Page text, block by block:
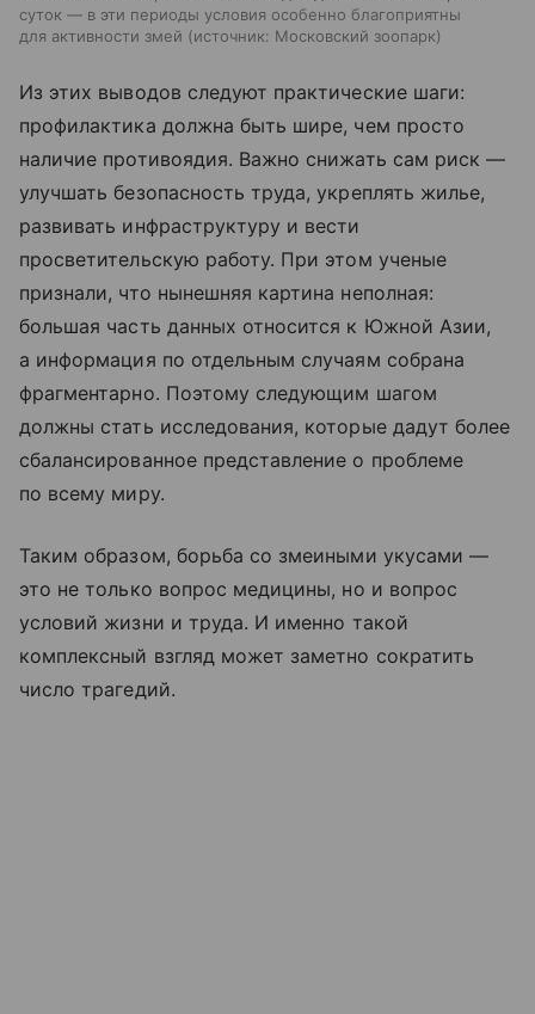
суток — в эти периоды условия особенно благоприятны
для активности змей
источник: Московский зоопарк
Из этих выводов следуют практические шаги:
профилактика должна быть шире, чем просто
наличие противоядия. Важно снижать сам риск —
улучшать безопасность труда, укреплять жилье,
развивать инфраструктуру и вести
просветительскую работу. При этом ученые
признали, что нынешняя картина неполная:
большая часть данных относится к Южной Азии,
а информация по отдельным случаям собрана
фрагментарно. Поэтому следующим шагом
должны стать исследования, которые дадут более
сбалансированное представление о проблеме
по всему миру.
Таким образом, борьба со змеиными укусами —
это не только вопрос медицины, но и вопрос
условий жизни и труда. И именно такой
комплексный взгляд может заметно сократить
число трагедий.